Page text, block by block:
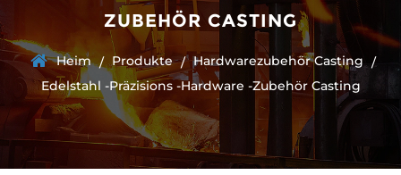
ZUBEHÖR CASTING
Heim / Produkte / Hardwarezubehör Casting /
Edelstahl -Präzisions -Hardware -Zubehör Casting